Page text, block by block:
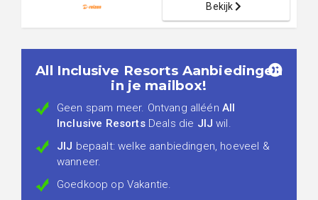
Bekijk
All Inclusive Resorts Aanbiedingen
in je mailbox!
Geen spam meer. Ontvang alléén All
Inclusive ResortsDeals die JIJ wil.
JIJ bepaalt: welke aanbiedingen, hoeveel &
wanneer.
Goedkoop op Vakantie.